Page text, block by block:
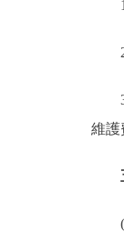
1.
2.
3.
維護
五
(一